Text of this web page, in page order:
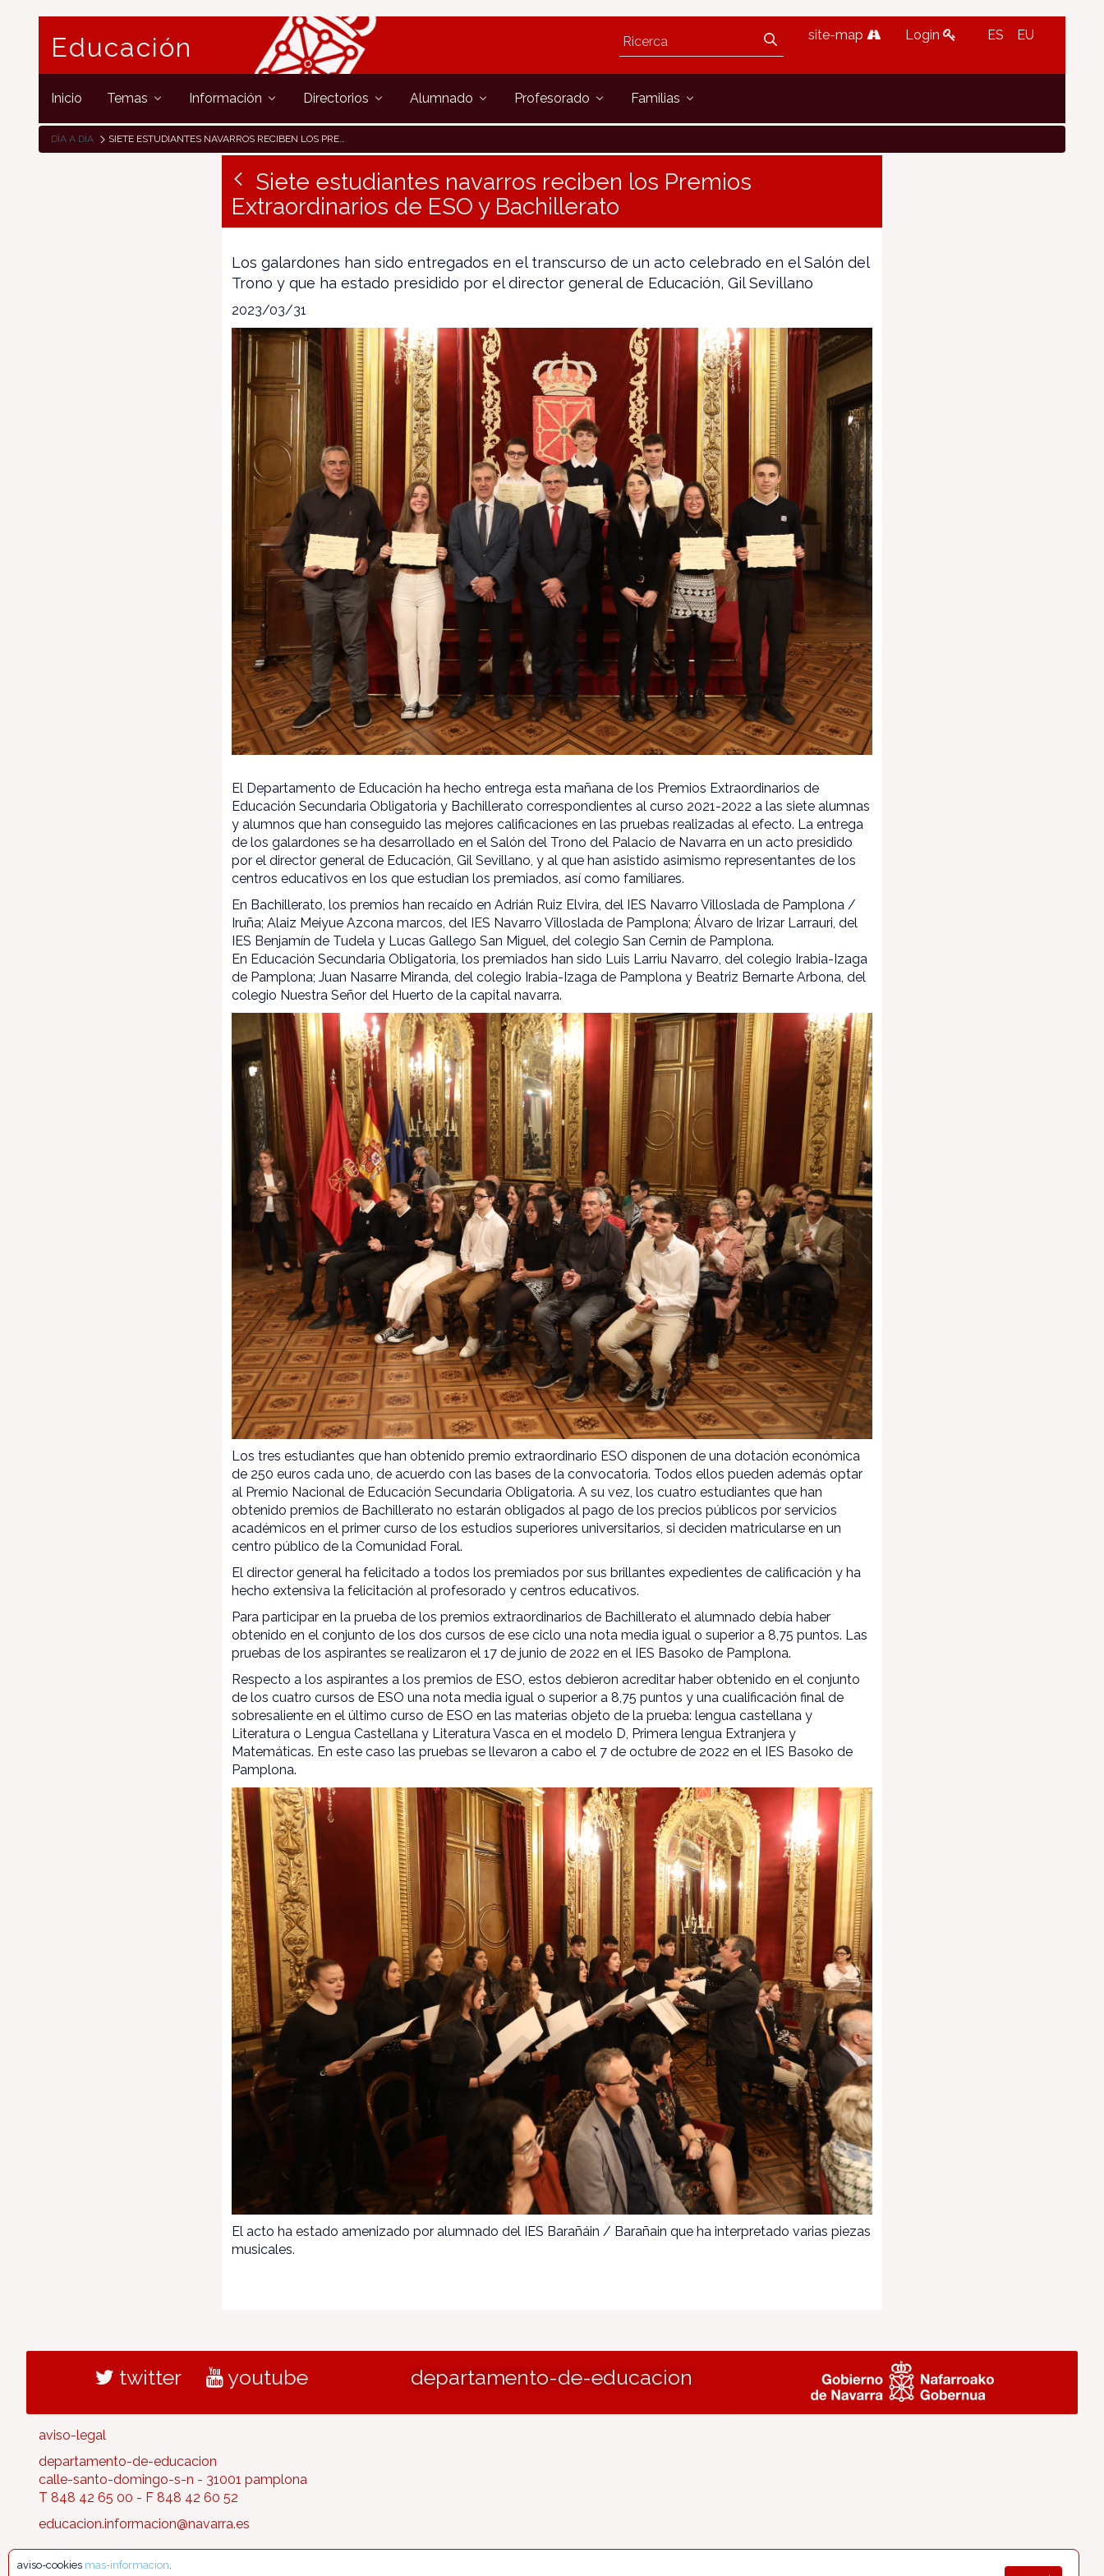
Educación site-map Login ES EU
Inicio Temas Información Directorios Alumnado Profesorado Familias
DÍA A DÍA SIETE ESTUDIANTES NAVARROS RECIBEN LOS PREMIOS EXTRAORDINARIOS DE ESO Y BACHILLERATO
Siete estudiantes navarros reciben los Premios
Extraordinarios de ESO y Bachillerato
Los galardones han sido entregados en el transcurso de un acto celebrado en el Salón del
Trono y que ha estado presidido por el director general de Educación, Gil Sevillano
2023/03/31
El Departamento de Educación ha hecho entrega esta mañana de los Premios Extraordinarios de
Educación Secundaria Obligatoria y Bachillerato correspondientes al curso 2021-2022 a las siete alumnas
y alumnos que han conseguido las mejores calificaciones en las pruebas realizadas al efecto. La entrega
de los galardones se ha desarrollado en el Salón del Trono del Palacio de Navarra en un acto presidido
por el director general de Educación, Gil Sevillano, y al que han asistido asimismo representantes de los
centros educativos en los que estudian los premiados, así como familiares.
En Bachillerato, los premios han recaído en Adrián Ruiz Elvira, del IES Navarro Villoslada de Pamplona /
Iruña; Alaiz Meiyue Azcona marcos, del IES Navarro Villoslada de Pamplona; Álvaro de Irizar Larrauri, del
IES Benjamín de Tudela y Lucas Gallego San Miguel, del colegio San Cernin de Pamplona.
En Educación Secundaria Obligatoria, los premiados han sido Luis Larriu Navarro, del colegio Irabia-Izaga
de Pamplona; Juan Nasarre Miranda, del colegio Irabia-Izaga de Pamplona y Beatriz Bernarte Arbona, del
colegio Nuestra Señor del Huerto de la capital navarra.
Los tres estudiantes que han obtenido premio extraordinario ESO disponen de una dotación económica
de 250 euros cada uno, de acuerdo con las bases de la convocatoria. Todos ellos pueden además optar
al Premio Nacional de Educación Secundaria Obligatoria. A su vez, los cuatro estudiantes que han
obtenido premios de Bachillerato no estarán obligados al pago de los precios públicos por servicios
académicos en el primer curso de los estudios superiores universitarios, si deciden matricularse en un
centro público de la Comunidad Foral.
El director general ha felicitado a todos los premiados por sus brillantes expedientes de calificación y ha
hecho extensiva la felicitación al profesorado y centros educativos.
Para participar en la prueba de los premios extraordinarios de Bachillerato el alumnado debía haber
obtenido en el conjunto de los dos cursos de ese ciclo una nota media igual o superior a 8,75 puntos. Las
pruebas de los aspirantes se realizaron el 17 de junio de 2022 en el IES Basoko de Pamplona.
Respecto a los aspirantes a los premios de ESO, estos debieron acreditar haber obtenido en el conjunto
de los cuatro cursos de ESO una nota media igual o superior a 8,75 puntos y una cualificación final de
sobresaliente en el último curso de ESO en las materias objeto de la prueba: lengua castellana y
Literatura o Lengua Castellana y Literatura Vasca en el modelo D, Primera lengua Extranjera y
Matemáticas. En este caso las pruebas se llevaron a cabo el 7 de octubre de 2022 en el IES Basoko de
Pamplona.
El acto ha estado amenizado por alumnado del IES Barañáin / Barañain que ha interpretado varias piezas
musicales.
twitter youtube departamento-de-educacion
aviso-legal
departamento-de-educacion
calle-santo-domingo-s-n - 31001 pamplona
T 848 42 65 00 - F 848 42 60 52
educacion.informacion@navarra.es
aviso-cookies mas-informacion.